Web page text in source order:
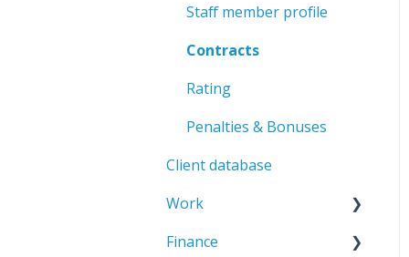
Staff member profile
Contracts
Rating
Penalties & Bonuses
Client database
Work
Professions
Finance